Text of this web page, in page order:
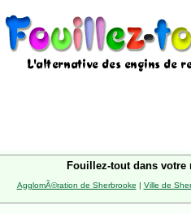
Fouillez-tout dans votre
AgglomÃ©ration de Sherbrooke | Ville de